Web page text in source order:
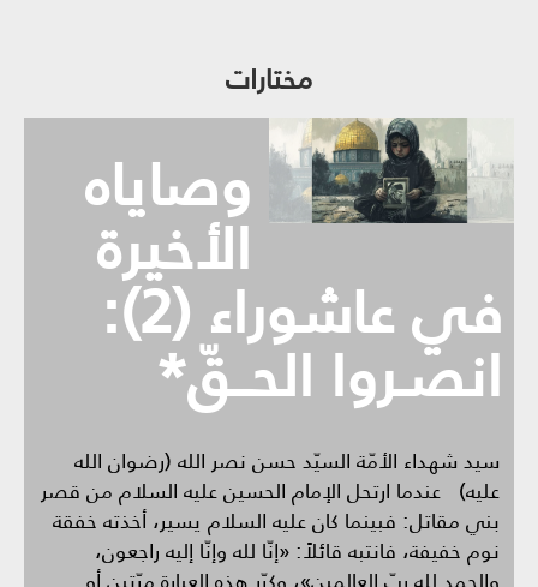
مختارات
وصاياه
الأخيرة
في عاشوراء (2):
انصـروا الحــقّ*
سيد شهداء الأمّة السيّد حسن نصر الله (رضوان الله
عليه) عندما ارتحل الإمام الحسين عليه السلام من قصر
بني مقاتل: فبينما كان عليه السلام يسير، أخذته خفقة
نوم خفيفة، فانتبه قائلاً: «إنّا لله وإنّا إليه راجعون،